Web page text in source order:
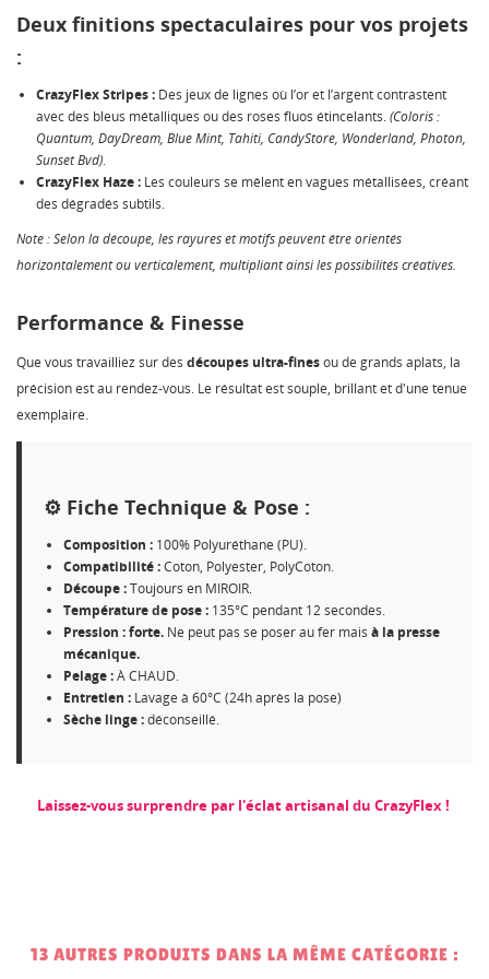
Deux finitions spectaculaires pour vos projets
:
CrazyFlex Stripes : Des jeux de lignes où l’or et l’argent contrastent
avec des bleus métalliques ou des roses fluos étincelants.(Coloris :
Quantum, DayDream, Blue Mint, Tahiti, CandyStore, Wonderland, Photon,
Sunset Bvd).
CrazyFlex Haze : Les couleurs se mêlent en vagues métallisées, créant
des dégradés subtils.
Note : Selon la découpe, les rayures et motifs peuvent être orientés
horizontalement ou verticalement, multipliant ainsi les possibilités créatives.
Performance & Finesse
Que vous travailliez sur des découpes ultra-finesou de grands aplats, la
précision est au rendez-vous. Le résultat est souple, brillant et d'une tenue
exemplaire.
⚙️ Fiche Technique & Pose :
Composition : 100% Polyuréthane (PU).
Compatibilité :Coton, Polyester, PolyCoton.
Découpe :Toujours en MIROIR.
Température de pose : 135°C pendant 12 secondes.
Pression : forte. Ne peut pas se poser au fer mais à la presse
mécanique.
Pelage :À CHAUD.
Entretien : Lavage à 60°C (24h après la pose)
Sèche linge :déconseillé.
Laissez-vous surprendre par l'éclat artisanal du CrazyFlex !
13 AUTRES PRODUITS DANS LA MÊME CATÉGORIE :
MES LISTES
add_circle_outlineCréer une nouvelle liste
CRÉER UNE LISTE D'ENVIES
NOM DE LA LISTE D'ENVIES
Annuler
CONNEXION
Vous devez être connecté pour ajouter des produits à